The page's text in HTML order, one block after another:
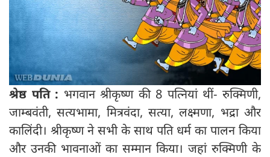
श्रेष्ठ पति : भगवान श्रीकृष्ण की 8 पत्नियां थीं- रुक्मिणी,
जाम्बवंती, सत्यभामा, मित्रवंदा, सत्या, लक्ष्मणा, भद्रा और
कालिंदी। श्रीकृष्‍ण ने सभी के साथ पति धर्म का पालन किया
और उनकी भावनाओं का सम्मान किया। जहां रुक्मिणी के